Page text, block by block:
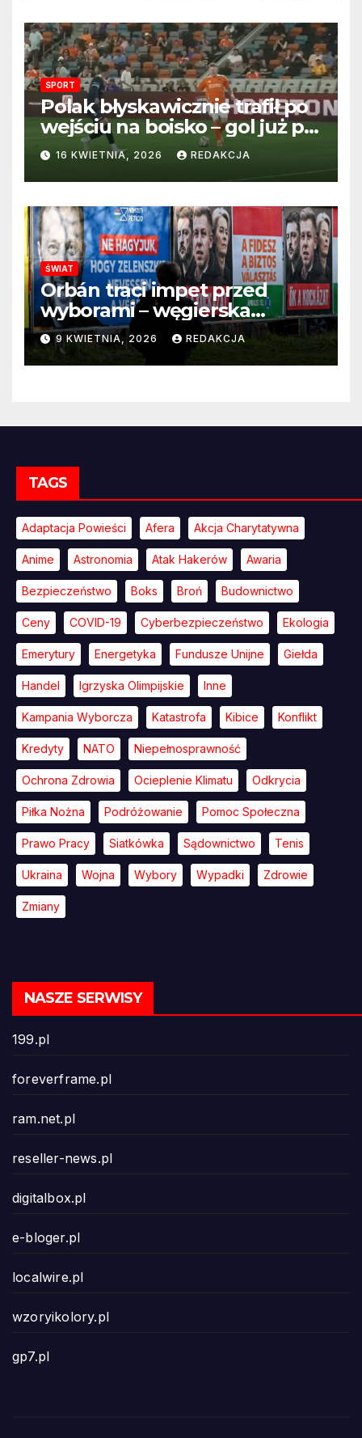
SPORT
Polak błyskawicznie trafił po
wejściu na boisko – gol już po
22 sekundach!
16 KWIETNIA, 2026 REDAKCJA
ŚWIAT
Orbán traci impet przed
wyborami – węgierska
propaganda przestaje
przekonywać
9 KWIETNIA, 2026 REDAKCJA
TAGS
Adaptacja Powieści Afera Akcja Charytatywna
Anime Astronomia Atak Hakerów Awaria
Bezpieczeństwo Boks Broń Budownictwo
Ceny COVID-19 Cyberbezpieczeństwo Ekologia
Emerytury Energetyka Fundusze Unijne Giełda
Handel Igrzyska Olimpijskie Inne
Kampania Wyborcza Katastrofa Kibice Konflikt
Kredyty NATO Niepełnosprawność
Ochrona Zdrowia Ocieplenie Klimatu Odkrycia
Piłka Nożna Podróżowanie Pomoc Społeczna
Prawo Pracy Siatkówka Sądownictwo Tenis
Ukraina Wojna Wybory Wypadki Zdrowie
Zmiany
NASZE SERWISY
199.pl
foreverframe.pl
ram.net.pl
reseller-news.pl
digitalbox.pl
e-bloger.pl
localwire.pl
wzoryikolory.pl
gp7.pl